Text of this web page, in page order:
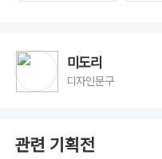
미도리
디자인문구
관련 기획전